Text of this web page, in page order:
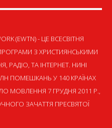
(EWTN) - ЦЕ ВСЕСВІТНЯ
З ХРИСТИЯНСЬКИМИ
РАДІО, ТА ІНТЕРНЕТ. НИНІ
ПОМЕШКАНЬ У 140 КРАЇНАХ
МОВЛЕННЯ 7 ГРУДНЯ 2011 Р.,
ЗАЧАТТЯ ПРЕСВЯТОЇ